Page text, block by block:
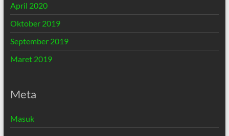
April 2020
Oktober 2019
September 2019
Maret 2019
Meta
Masuk